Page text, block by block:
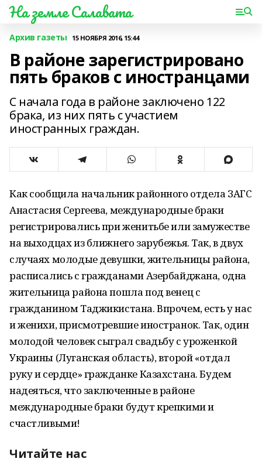
На земле Салавата
Архив газеты 15 НОЯБРЯ 2016, 15:44
В районе зарегистрировано
пять браков с иностранцами
С начала года в районе заключено 122
брака, из них пять с участием
иностранных граждан.
Как сообщила начальник районного отдела ЗАГС
Анастасия Сергеева, международные браки
регистрировались при женитьбе или замужестве
на выходцах из ближнего зарубежья. Так, в двух
случаях молодые девушки, жительницы района,
расписались с гражданами Азербайджана, одна
жительница района пошла под венец с
гражданином Таджикистана. Впрочем, есть у нас
и женихи, присмотревшие иностранок. Так, один
молодой человек сыграл свадьбу с уроженкой
Украины (Луганская область), второй «отдал
руку и сердце» гражданке Казахстана. Будем
надеяться, что заключенные в районе
международные браки будут крепкими и
счастливыми!
Читайте нас